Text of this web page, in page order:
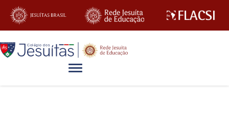
Alternar navegação